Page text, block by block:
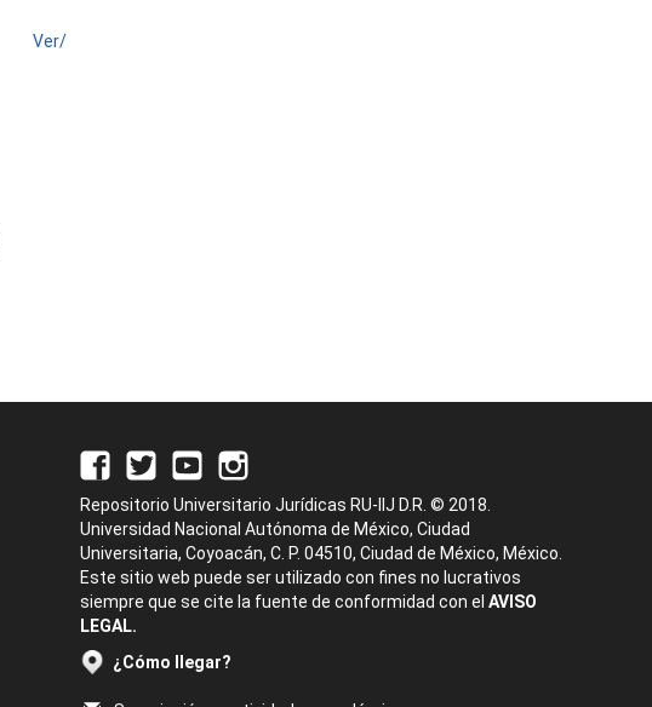
Ver/
Repositorio Universitario Jurídicas RU-IIJ D.R. © 2018.
Universidad Nacional Autónoma de México, Ciudad
Universitaria, Coyoacán, C. P. 04510, Ciudad de México, México.
Este sitio web puede ser utilizado con fines no lucrativos
siempre que se cite la fuente de conformidad con el AVISO
LEGAL.
¿Cómo llegar?